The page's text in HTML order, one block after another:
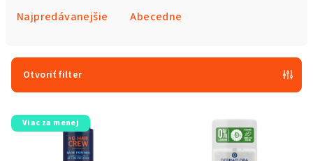
p
r
o
Najpredávanejšie Abecedne
Otvoriť filter
V
ý Viac za menej